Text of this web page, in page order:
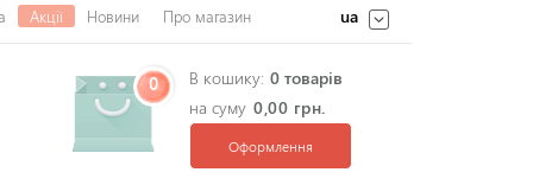
Акції Новини Про магазин ua
0 В кошику: 0 товарів
на суму 0,00 грн.
Оформлення